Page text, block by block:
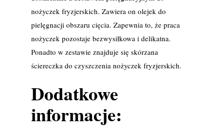
nożyczek fryzjerskich. Zawiera on olejek do
pielęgnacji obszaru cięcia. Zapewnia to, że praca
nożyczek pozostaje bezwysiłkowa i delikatna.
Ponadto w zestawie znajduje się skórzana
ściereczka do czyszczenia nożyczek fryzjerskich.
Dodatkowe
informacje: